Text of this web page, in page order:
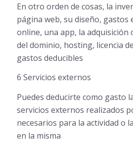
En otro orden de cosas, la
página web, su diseño, gastos
online, una app, la adquisición
del dominio, hosting, licencia
gastos deducibles
6 Servicios externos
Puedes deducirte como gasto
servicios externos realizados
necesarios para la actividad o
en la misma